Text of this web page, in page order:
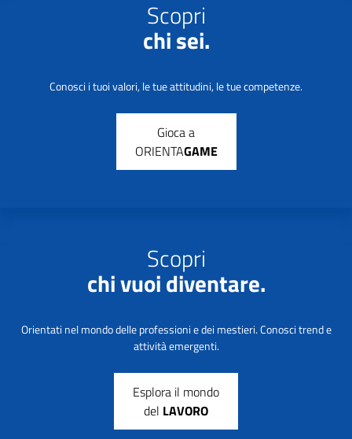
Scopri
chi sei.
Conosci i tuoi valori, le tue attitudini, le tue competenze.
Gioca a
ORIENTAGAME
Scopri
chi vuoi diventare.
Orientati nel mondo delle professioni e dei mestieri. Conosci trend e
attività emergenti.
Esplora il mondo
del LAVORO